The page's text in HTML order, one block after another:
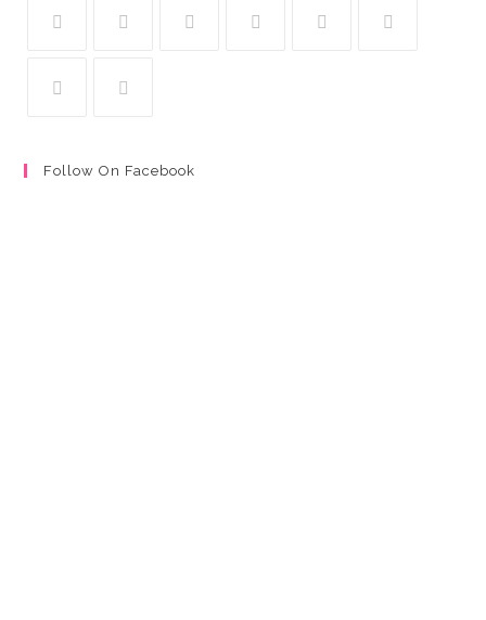
Follow On Facebook